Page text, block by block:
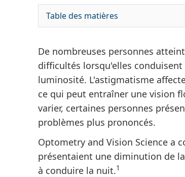
Table des matières
De nombreuses personnes
difficultés lorsqu'elles
luminosité. L'astigmatisme
ce qui peut entraîner une vision
varier, certaines personnes
problèmes plus prononcés.
Optometry and Vision Science a
présentaient une diminution de
à conduire la nuit.1